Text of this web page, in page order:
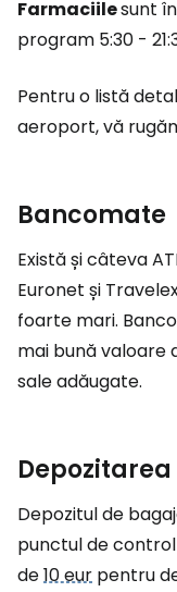
Farmaciilesunt
program 5:30 -
Pentru o listă
aeroport, vă
Bancomate
Există și câteva
Euronet și
foarte mari.
mai bună valoare
sale adăugate.
Depozitul de
punctul de
de10 eur pentru